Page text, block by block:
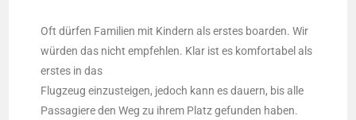
Oft dürfen Familien mit Kindern als erstes boarden. Wir
würden das nicht empfehlen. Klar ist es komfortabel als
erstes in das
Flugzeug einzusteigen, jedoch kann es dauern, bis alle
Passagiere den Weg zu ihrem Platz gefunden haben.